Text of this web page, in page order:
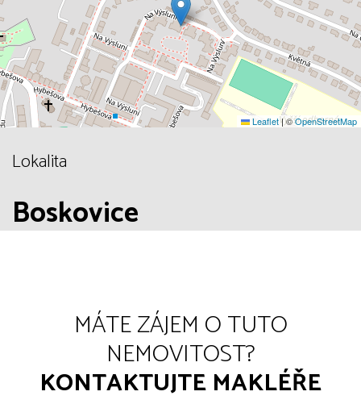
Leaflet|©OpenStreetMap
Lokalita
Boskovice
MÁTE ZÁJEM O TUTO
NEMOVITOST?
KONTAKTUJTE MAKLÉŘE